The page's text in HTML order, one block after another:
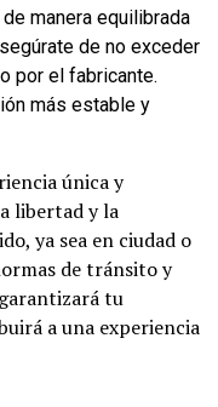
manera equilibrada
de no exceder
por el fabricante.
más estable y
única y
libertad y la
ya sea en ciudad o
de tránsito y
tu
a una experiencia